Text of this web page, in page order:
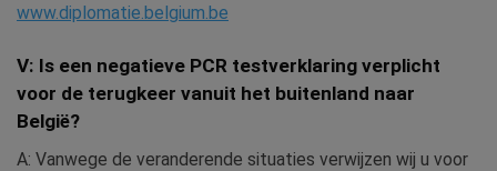
www.diplomatie.belgium.be
V: Is een negatieve PCR testverklaring verplicht
voor de terugkeer vanuit het buitenland naar
België?
A: Vanwege de veranderende situaties verwijzen wij u voor